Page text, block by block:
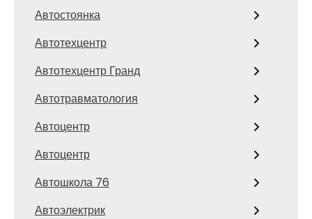
Автостоянка
Автотехцентр
Автотехцентр Гранд
Автотравматология
Автоцентр
Автоцентр
Автошкола 76
Автоэлектрик